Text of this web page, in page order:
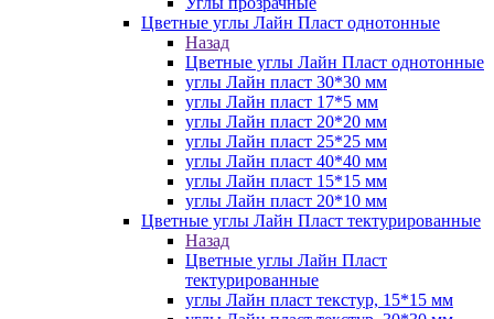
Цветные углы Лайн Пласт однотонные
Назад
Цветные углы Лайн Пласт однотонные
углы Лайн пласт 30*30 мм
углы Лайн пласт 17*5 мм
углы Лайн пласт 20*20 мм
углы Лайн пласт 25*25 мм
углы Лайн пласт 40*40 мм
углы Лайн пласт 15*15 мм
углы Лайн пласт 20*10 мм
Цветные углы Лайн Пласт тектурированные
Назад
Цветные углы Лайн Пласт
тектурированные
углы Лайн пласт текстур, 15*15 мм